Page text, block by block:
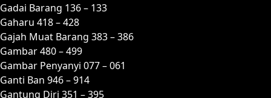
Gadai Barang 136 – 133
Gaharu 418 – 428
Gajah Muat Barang 383 – 386
Gambar 480 – 499
Gambar Penyanyi 077 – 061
Ganti Ban 946 – 914
Gantung Diri 351 – 395